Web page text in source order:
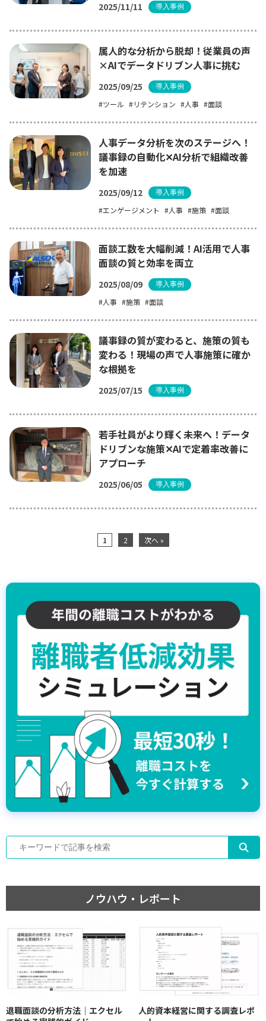
2025/11/11 導入事例
属人的な分析から脱却！従業員の声
×AIでデータドリブン人事に挑む
2025/09/25 導入事例
ツール リテンション 人事 面談
人事データ分析を次のステージへ！
議事録の自動化✕AI分析で組織改善
を加速
2025/09/12 導入事例
エンゲージメント 人事 施策 面談
面談工数を大幅削減！AI活用で人事
面談の質と効率を両立
2025/08/09 導入事例
人事 施策 面談
議事録の質が変わると、施策の質も
変わる！現場の声で人事施策に確か
な根拠を
2025/07/15 導入事例
若手社員がより輝く未来へ！データ
ドリブンな施策✕AIで定着率改善に
アプローチ
2025/06/05 導入事例
1 2 次へ »
ノウハウ・レポート
退職面談の分析方法｜エクセル
人的資本経営に関する調査レポ